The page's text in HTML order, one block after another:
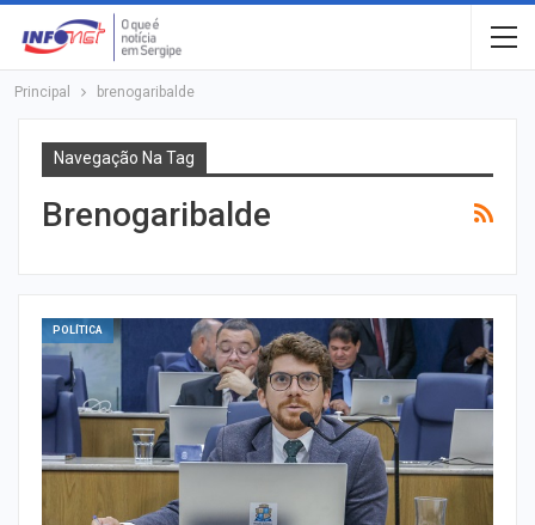
Principal brenogaribalde
Navegação Na Tag
Brenogaribalde
POLÍTICA